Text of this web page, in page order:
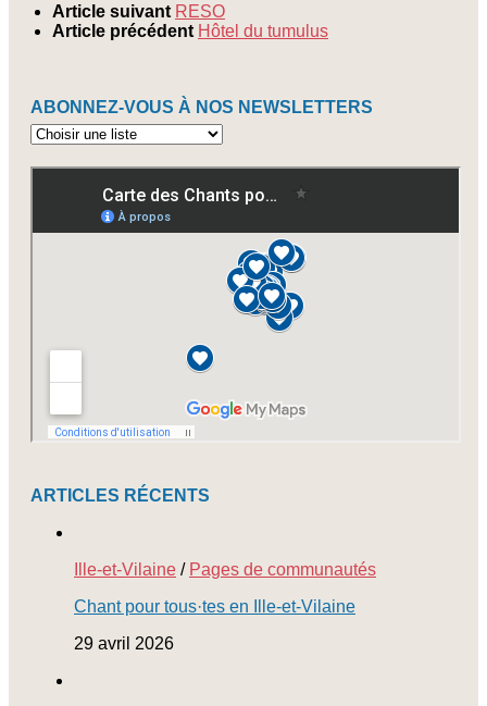
Article suivant RESO
Article précédent Hôtel du tumulus
ABONNEZ-VOUS À NOS NEWSLETTERS
Abonnez-
à
newsletters
ARTICLES RÉCENTS
Ille-et-Vilaine / Pages de communautés
Chant pour tous·tes en Ille-et-Vilaine
29 avril 2026